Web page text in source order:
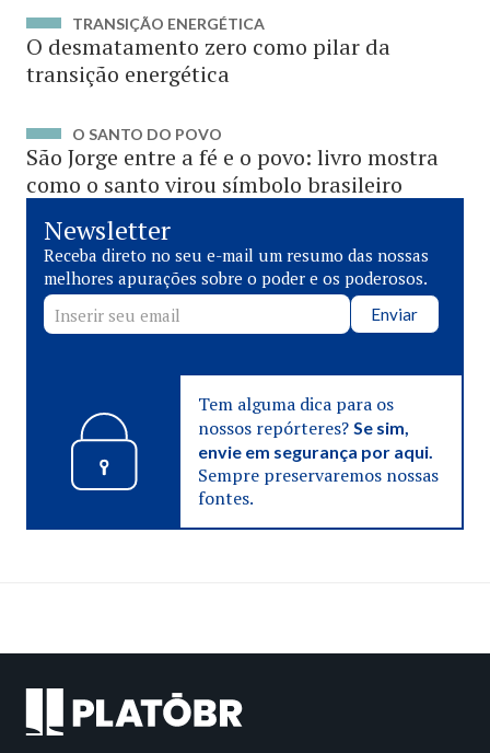
TRANSIÇÃO ENERGÉTICA
O desmatamento zero como pilar da
transição energética
O SANTO DO POVO
São Jorge entre a fé e o povo: livro mostra
como o santo virou símbolo brasileiro
Newsletter
Receba direto no seu e-mail um resumo das nossas
melhores apurações sobre o poder e os poderosos.
Enviar
Tem alguma dica para os
nossos repórteres? Se sim,
envie em segurança por aqui.
Sempre preservaremos nossas
fontes.